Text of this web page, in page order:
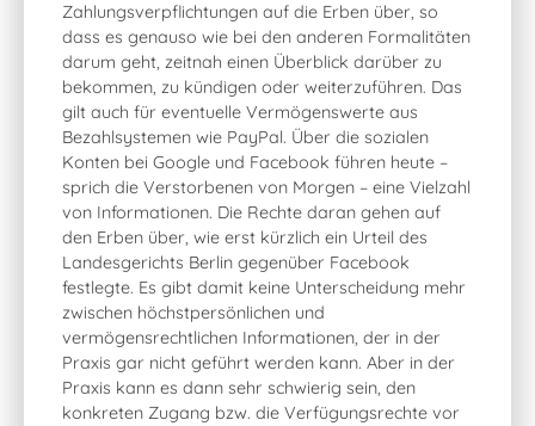
Zahlungsverpflichtungen auf die Erben über, so
dass es genauso wie bei den anderen Formalitäten
darum geht, zeitnah einen Überblick darüber zu
bekommen, zu kündigen oder weiterzuführen. Das
gilt auch für eventuelle Vermögenswerte aus
Bezahlsystemen wie PayPal. Über die sozialen
Konten bei Google und Facebook führen heute –
sprich die Verstorbenen von Morgen – eine Vielzahl
von Informationen. Die Rechte daran gehen auf
den Erben über, wie erst kürzlich ein Urteil des
Landesgerichts Berlin gegenüber Facebook
festlegte. Es gibt damit keine Unterscheidung mehr
zwischen höchstpersönlichen und
vermögensrechtlichen Informationen, der in der
Praxis gar nicht geführt werden kann. Aber in der
Praxis kann es dann sehr schwierig sein, den
konkreten Zugang bzw. die Verfügungsrechte vor